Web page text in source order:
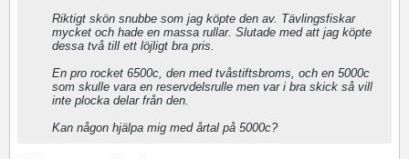
Riktigt skön snubbe som jag köpte den av. Tävlingsfiskar
mycket och hade en massa rullar. Slutade med att jag köpte
dessa två till ett löjligt bra pris.
En pro rocket 6500c, den med tvåstiftsbroms, och en 5000c
som skulle vara en reservdelsrulle men var i bra skick så vill
inte plocka delar från den.
Kan någon hjälpa mig med årtal på 5000c?